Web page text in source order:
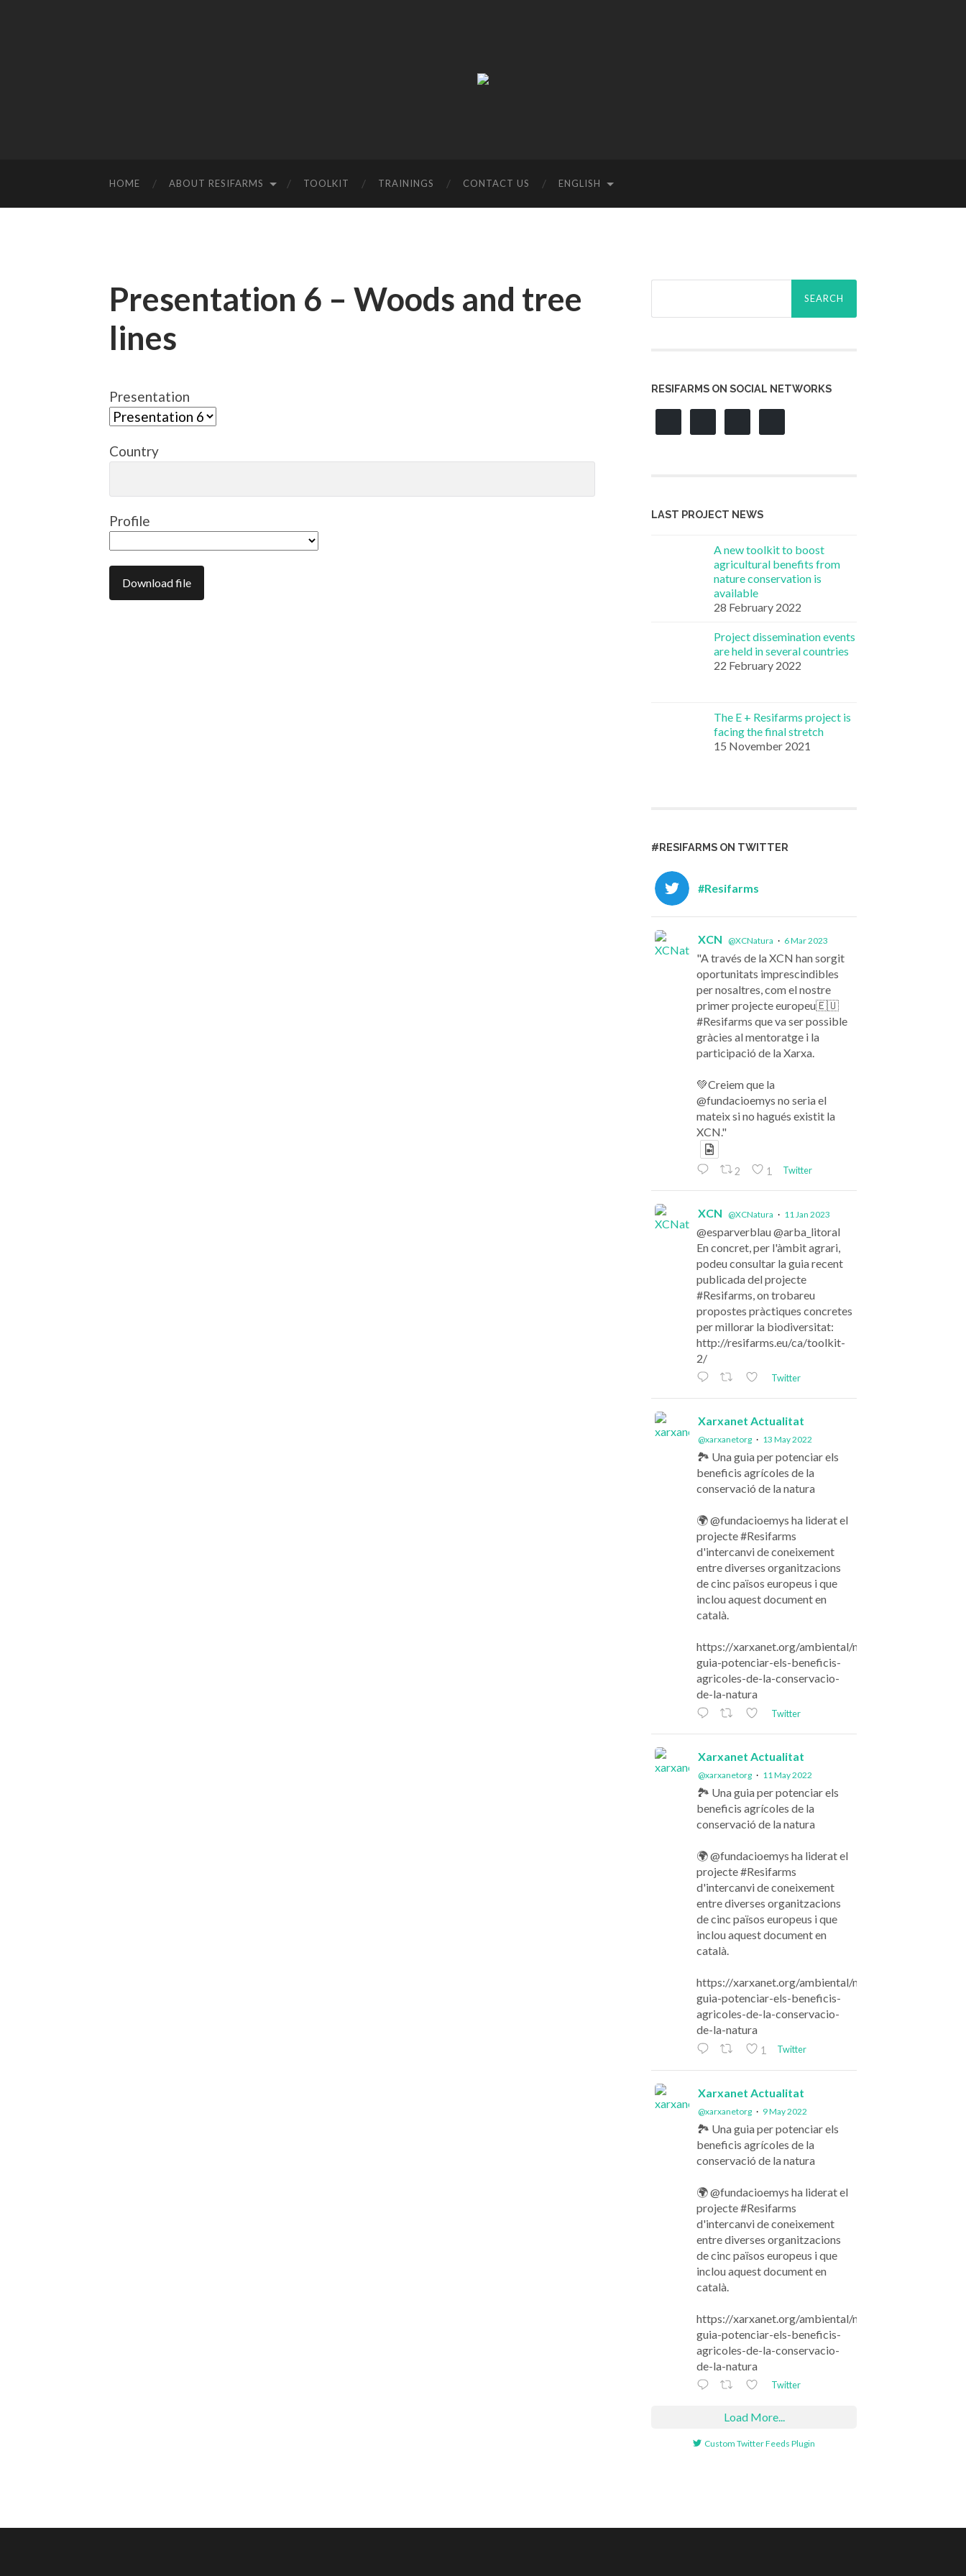
HOME ABOUT RESIFARMS TOOLKIT TRAININGS CONTACT US ENGLISH
Presentation 6 – Woods and tree
lines
Presentation
Country
Profile
RESIFARMS ON SOCIAL NETWORKS
LAST PROJECT NEWS
A new toolkit to boost
agricultural benefits from
nature conservation is
available
28 February 2022
Project dissemination events
are held in several countries
22 February 2022
The E + Resifarms project is
facing the final stretch
15 November 2021
#RESIFARMS ON TWITTER
#Resifarms
XCN @XCNatura · 6 Mar 2023
"A través de la XCN han sorgit
oportunitats imprescindibles
per nosaltres, com el nostre
primer projecte europeu🇪🇺
#Resifarms que va ser possible
gràcies al mentoratge i la
participació de la Xarxa.
💚Creiem que la
@fundacioemys no seria el
mateix si no hagués existit la
XCN."
2 1 Twitter
XCN @XCNatura · 11 Jan 2023
@esparverblau @arba_litoral
En concret, per l'àmbit agrari,
podeu consultar la guia recent
publicada del projecte
#Resifarms, on trobareu
propostes pràctiques concretes
per millorar la biodiversitat:
http://resifarms.eu/ca/toolkit-
2/
Twitter
Xarxanet Actualitat
@xarxanetorg · 13 May 2022
🏞️ Una guia per potenciar els
beneficis agrícoles de la
conservació de la natura
🌍 @fundacioemys ha liderat el
projecte #Resifarms
d'intercanvi de coneixement
entre diverses organitzacions
de cinc països europeus i que
inclou aquest document en
català.
https://xarxanet.org/ambiental/noticies/una-
guia-potenciar-els-beneficis-
agricoles-de-la-conservacio-
de-la-natura
Twitter
Xarxanet Actualitat
@xarxanetorg · 11 May 2022
🏞️ Una guia per potenciar els
beneficis agrícoles de la
conservació de la natura
🌍 @fundacioemys ha liderat el
projecte #Resifarms
d'intercanvi de coneixement
entre diverses organitzacions
de cinc països europeus i que
inclou aquest document en
català.
https://xarxanet.org/ambiental/noticies/una-
guia-potenciar-els-beneficis-
agricoles-de-la-conservacio-
de-la-natura
1 Twitter
Xarxanet Actualitat
@xarxanetorg · 9 May 2022
🏞️ Una guia per potenciar els
beneficis agrícoles de la
conservació de la natura
🌍 @fundacioemys ha liderat el
projecte #Resifarms
d'intercanvi de coneixement
entre diverses organitzacions
de cinc països europeus i que
inclou aquest document en
català.
https://xarxanet.org/ambiental/noticies/una-
guia-potenciar-els-beneficis-
agricoles-de-la-conservacio-
de-la-natura
Twitter
Load More...
Custom Twitter Feeds Plugin